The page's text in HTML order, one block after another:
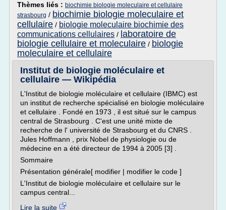
Thèmes liés : biochimie biologie moleculaire et cellulaire
strasbourg / biochimie biologie moleculaire et
cellulaire / biologie moleculaire biochimie des
communications cellulaires / laboratoire de
biologie cellulaire et moleculaire / biologie
moleculaire et cellulaire
Institut de biologie moléculaire et
cellulaire — Wikipédia
L'Institut de biologie moléculaire et cellulaire (IBMC) est
un institut de recherche spécialisé en biologie moléculaire
et cellulaire . Fondé en 1973 , il est situé sur le campus
central de Strasbourg . C'est une unité mixte de
recherche de l' université de Strasbourg et du CNRS .
Jules Hoffmann , prix Nobel de physiologie ou de
médecine en a été directeur de 1994 à 2005 [3] .
Sommaire
Présentation générale[ modifier | modifier le code ]
L'Institut de biologie moléculaire et cellulaire sur le
campus central...
Lire la suite